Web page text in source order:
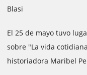
Blasi
El 25 de mayo tuvo
sobre "La vida
historiadora Maribel